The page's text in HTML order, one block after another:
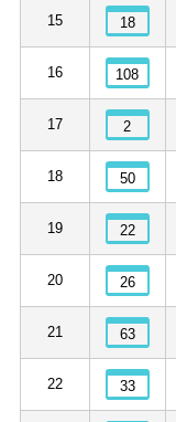
15 18
16 108
17 2
18 50
19 22
20 26
21 63
22 33